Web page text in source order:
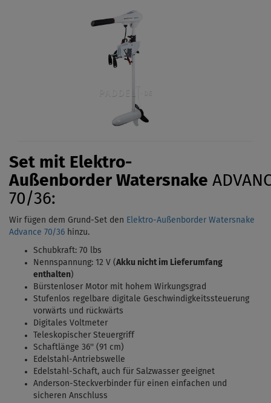
Set mit Elektro-
AußenborderWatersnake
70/36:
Wir fügen dem Grund-Set den Elektro-Außenborder Watersnake
Advance 70/36 hinzu.
Schubkraft: 70 lbs
Nennspannung: 12 V (Akku nicht im Lieferumfang
enthalten)
Bürstenloser Motor mit hohem Wirkungsgrad
Stufenlos regelbare digitale Geschwindigkeitssteuerung
vorwärts und rückwärts
Digitales Voltmeter
Teleskopischer Steuergriff
Schaftlänge 36'' (91 cm)
Edelstahl-Antriebswelle
Edelstahl-Schaft, auch für Salzwasser geeignet
Anderson-Steckverbinder für einen einfachen und
sicheren Anschluss